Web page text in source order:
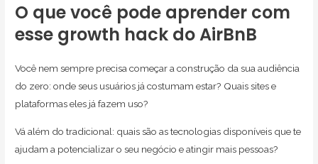
O que você pode aprender com
esse growth hack do AirBnB
Você nem sempre precisa começar a construção da sua audiência
do zero: onde seus usuários já costumam estar? Quais sites e
plataformas eles já fazem uso?
Vá além do tradicional: quais são as tecnologias disponíveis que te
ajudam a potencializar o seu negócio e atingir mais pessoas?